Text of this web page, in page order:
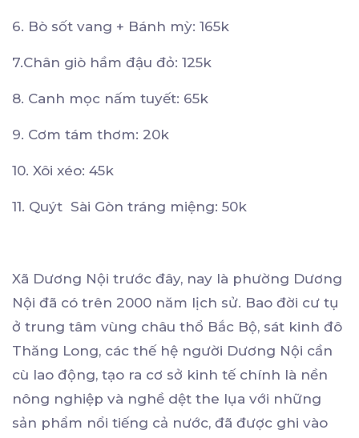
6. Bò sốt vang + Bánh mỳ: 165k
7.Chân giò hầm đậu đỏ: 125k
8. Canh mọc nấm tuyết: 65k
9. Cơm tám thơm: 20k
10. Xôi xéo: 45k
11. Quýt Sài Gòn tráng miệng: 50k
Xã Dương Nội trước đây, nay là phường Dương
Nội đã có trên 2000 năm lịch sử. Bao đời cư tụ
ở trung tâm vùng châu thổ Bắc Bộ, sát kinh đô
Thăng Long, các thế hệ người Dương Nội cần
cù lao động, tạo ra cơ sở kinh tế chính là nền
nông nghiệp và nghề dệt the lụa với những
sản phẩm nổi tiếng cả nước, đã được ghi vào